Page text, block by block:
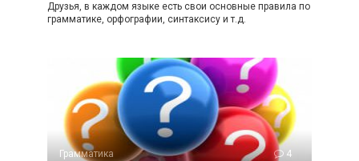
Друзья, в каждом языке есть свои основные правила по
грамматике, орфографии, синтаксису и т.д.
Грамматика 4